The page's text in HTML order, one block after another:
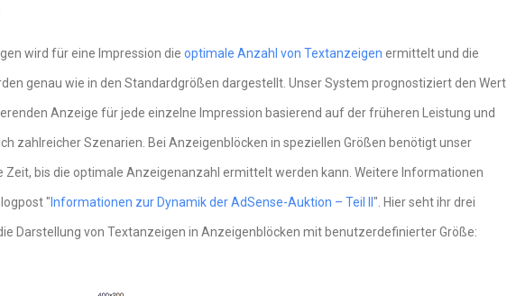
wird für eine Impression die optimale Anzahl von Textanzeigen ermittelt und die
genau wie in den Standardgrößen dargestellt. Unser System prognostiziert den Wert
Anzeige für jede einzelne Impression basierend auf der früheren Leistung und
zahlreicher Szenarien. Bei Anzeigenblöcken in speziellen Größen benötigt unser
Zeit, bis die optimale Anzeigenanzahl ermittelt werden kann. Weitere Informationen
"Informationen zur Dynamik der AdSense-Auktion – Teil II". Hier seht ihr drei
Darstellung von Textanzeigen in Anzeigenblöcken mit benutzerdefinierter Größe: